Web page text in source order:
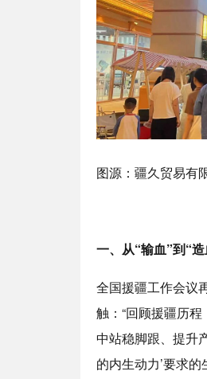
图源：疆久贸易有
一、从“输血”到“
全国援疆工作会议
触：“回顾援疆历
中站稳脚跟、提升
的内生动力’要求